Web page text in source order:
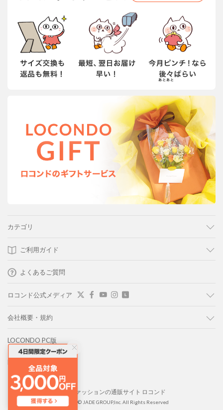
カテゴリ
ご利用ガイド
よくあるご質問
ロコンド公式メディア
会社概要・規約
LOCONDO PC版
LOCONDO アプリ
靴とファッションの通販サイト ロコンド
Copyright © JADE GROUP,Inc. All Rights Reserved